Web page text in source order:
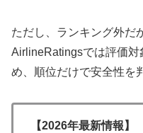
ただし、ランキング外だ
AirlineRatingsでは評価対
め、順位だけで安全性を
【2026年最新情報】